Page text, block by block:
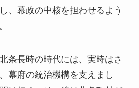
、幕政の中核を担わせるよう
条長時の時代には、実時はさ
幕府の統治機構を支えまし